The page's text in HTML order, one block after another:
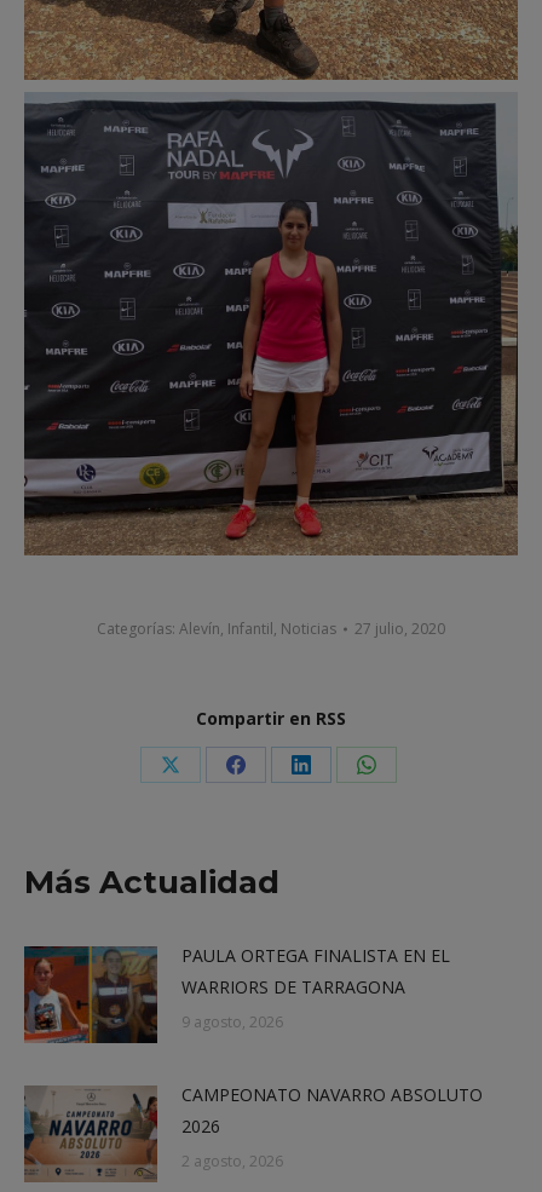
Categorías: Alevín, Infantil, Noticias 27 julio, 2020
Compartir en RSS
Share Share Share Share
Más Actualidad
PAULA ORTEGA FINALISTA EN EL
WARRIORS DE TARRAGONA
9 agosto, 2026
CAMPEONATO NAVARRO ABSOLUTO
2026
2 agosto, 2026